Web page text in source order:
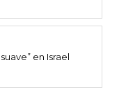
en Israel